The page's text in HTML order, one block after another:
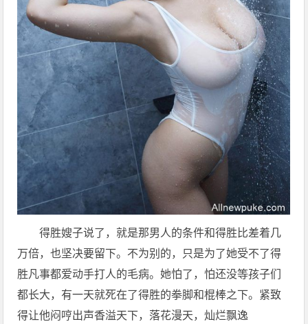
得胜嫂子说了，就是那男人的条件和得胜比差着几
万倍，也坚决要留下。不为别的，只是为了她受不了得
胜凡事都爱动手打人的毛病。她怕了，怕还没等孩子们
都长大，有一天就死在了得胜的拳脚和棍棒之下。紧致
得让他闷哼出声香溢天下，落花漫天，灿烂飘逸